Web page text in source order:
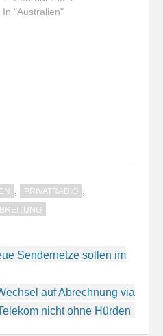
In "Australien"
, PRIVATRADIO ,
Sendernetze sollen im
auf Abrechnung via
nicht ohne Hürden